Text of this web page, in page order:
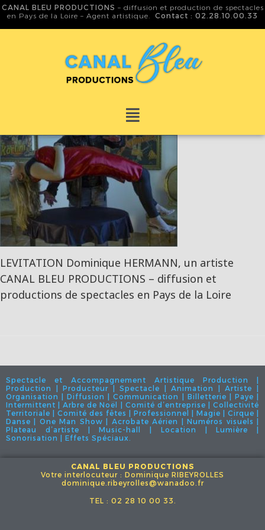
CANAL BLEU PRODUCTIONS – diffusion et production de spectacles
en Pays de la Loire – Agent artistique. Contact : 02.28.10.00.33
LEVITATION Dominique HERMANN, un artiste
CANAL BLEU PRODUCTIONS – diffusion et
productions de spectacles en Pays de la Loire
Spectacle et Accompagnement Artistique Production |
Production | Producteur | Spectacle | Animation | Artiste |
Organisation | Diffusion | Communication | Billetterie | Paye |
Intermittent | Arbre de Noël | Comité d’entreprise | Collectivité
Territoriale | Comité des fêtes | Professionnel | Magie | Cirque |
Danse | One Man Show | Acrobate Aérien | Numéros visuels |
Plateau d’artiste | Music-hall | Location | Lumière |
Sonorisation | Effets Spéciaux.
CANAL BLEU PRODUCTIONS
Votre interlocuteur : Dominique RIBEYROLLES
dominique.ribeyrolles@wanadoo.fr
TEL : 02 28 10 00 33.